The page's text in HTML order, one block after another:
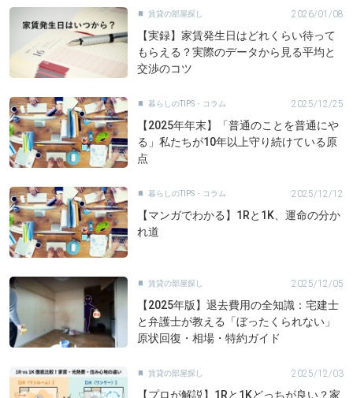
賃貸の部屋探し 2026/01/08
【実録】家賃発生日はどれくらい待って
もらえる？実際のデータから見る平均と
交渉のコツ
暮らしのTIPS・コラム 2025/12/25
【2025年年末】「普通のことを普通にや
る」私たちが10年以上守り続けている原
点
暮らしのTIPS・コラム 2025/12/12
【マンガでわかる】1Rと1K、運命の分か
れ道
賃貸の部屋探し 2025/12/05
【2025年版】退去費用の全知識：宅建士
と弁護士が教える「ぼったくられない」
原状回復・相場・特約ガイド
賃貸の部屋探し 2025/12/03
【プロが解説】1Rと1Kどっちが良い？家